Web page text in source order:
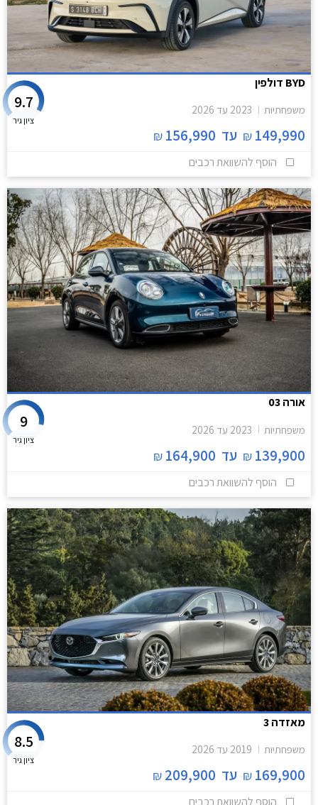
BYD דולפין
משפחתיות 2023 עד 2026
149,990
₪ עד 156,990
₪
9.7
ציון גיר
הוסף להשוואת רכבים
אורה 03
משפחתיות 2023 עד 2026
139,900
₪ עד 164,900
₪
9
ציון גיר
הוסף להשוואת רכבים
מאזדה 3
משפחתיות 2019 עד 2026
169,900
₪ עד 209,900
₪
8.5
ציון גיר
הוסף להשוואת רכבים